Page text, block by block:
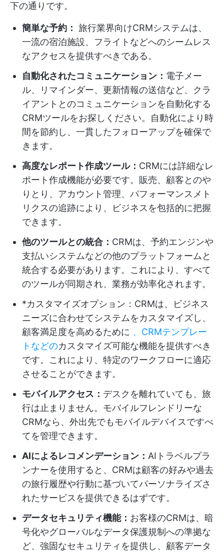
下の通りです。
簡単な予約： 旅行業界向けCRMシステムは、
一流の宿泊施設、フライトなどへのシームレス
なアクセスを提供すべきである。
自動化されたコミュニケーション： 電子メー
ル、リマインダー、更新情報の送信など、クラ
イアントとのコミュニケーションを自動化する
CRMツールをお探しください。自動化により時
間を節約し、一貫したフォローアップを確保で
きます。
高度なレポート作成ツール： CRMには詳細なレ
ポート作成機能が必要です。販売、顧客とのや
りとり、アカウント管理、パフォーマンスメト
リクスの追跡により、ビジネスを包括的に把握
できます。
他のツールとの統合： CRMは、予約エンジンや
支払いシステムなどの他のプラットフォームと
統合する必要があります。これにより、すべて
のツールが同期され、業務が効率化されます。
*カスタマイズオプション：CRMは、ビジネス
ニーズに合わせてシステムをカスタマイズし、
顧客満足度を高めるために 、CRMテンプレー
トなどのカスタマイズ可能な機能を提供すべき
です。これにより、特定のワークフローに適応
させることができます。
モバイルアクセス： デスクを離れていても、旅
行は止まりません。モバイルフレンドリーな
CRMなら、外出先でもモバイルデバイスですべ
てを管理できます。
AIによるレコメンデーション： AIトラベルプラ
ンナーを使用すると、CRMは顧客の好みや過去
の旅行履歴や行動に基づいてパーソナライズさ
れたサービスを提供できるはずです。
データセキュリティ機能： お客様のCRMは、暗
号化やグローバルなデータ保護規制への準拠な
ど、強固なセキュリティを提供し、顧客データ